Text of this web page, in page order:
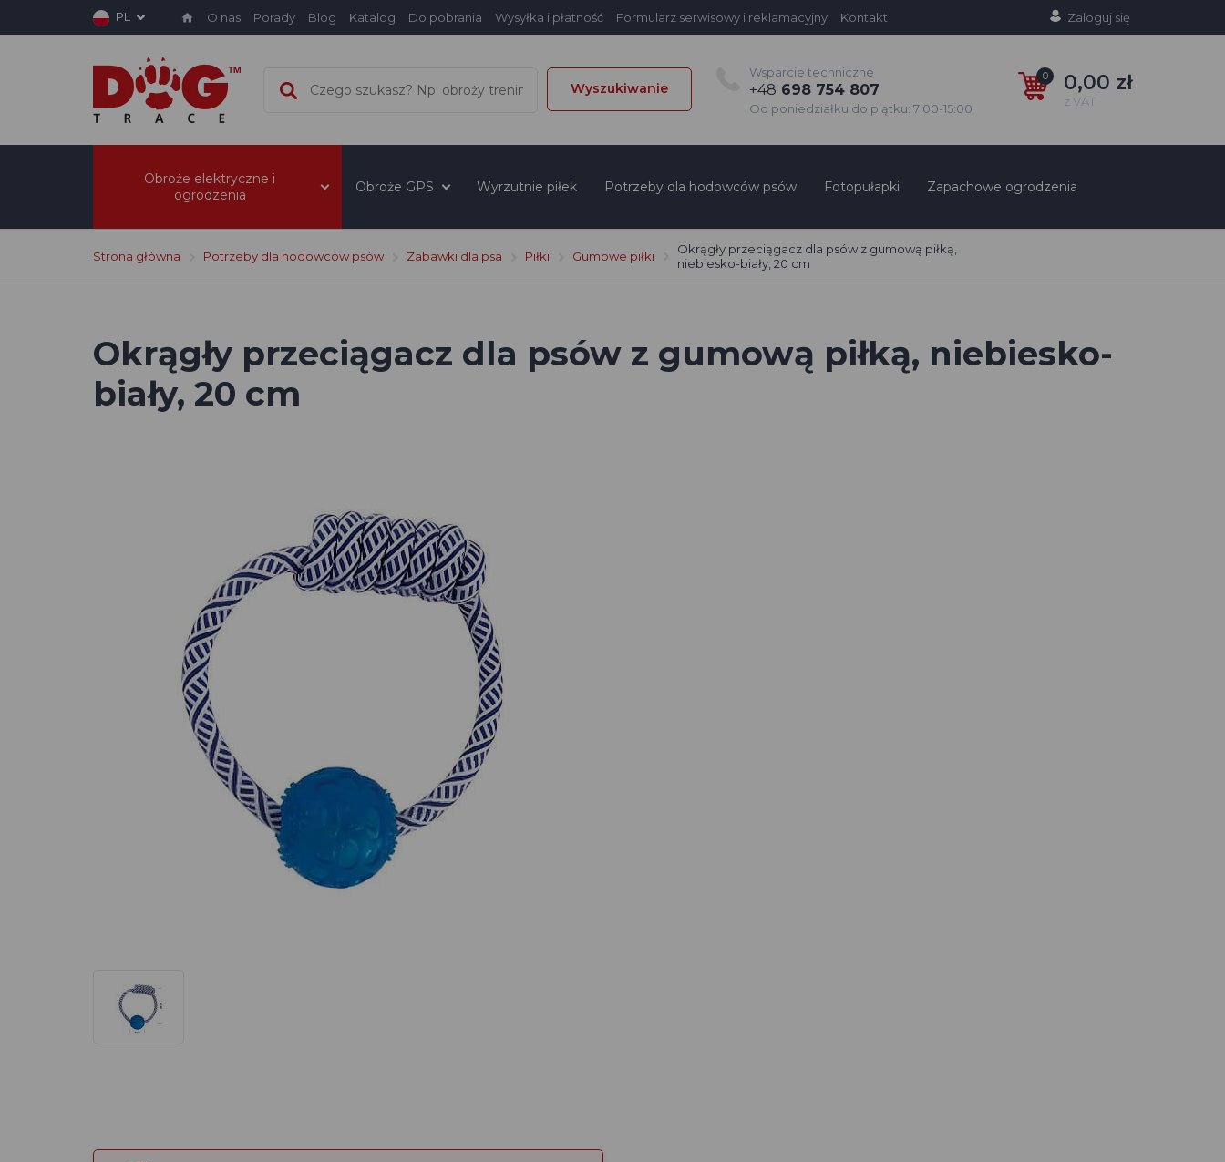
PL O nas Porady Blog Katalog Do pobrania Wysyłka i płatność Formularz serwisowy i reklamacyjny Kontakt Zaloguj się
Wyszukiwanie
Wsparcie techniczne
+48 698 754 807
Od poniedziałku do piątku: 7:00-15:00
0 0,00 zł
z VAT
Obroże elektryczne i
ogrodzenia
Obroże GPS Wyrzutnie piłek Potrzeby dla hodowców psów Fotopułapki Zapachowe ogrodzenia
Strona główna Potrzeby dla hodowców psów Zabawki dla psa Piłki Gumowe piłki
Okrągły przeciągacz dla psów z gumową piłką,
niebiesko-biały, 20 cm
Okrągły przeciągacz dla psów z gumową piłką, niebiesko-
biały, 20 cm